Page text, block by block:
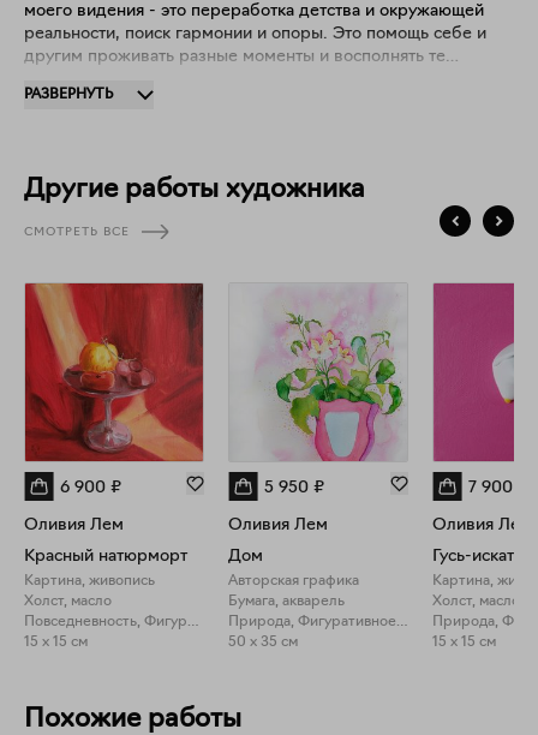
моего видения - это переработка детства и окружающей
реальности, поиск гармонии и опоры. Это помощь себе и
другим проживать разные моменты и восполнять те
уголок, где можно продолжать жить в розовых очках.
РАЗВЕРНУТЬ
Другие работы художника
СМОТРЕТЬ ВСЕ
6 900 ₽
Оливия Лем
Красный натюрморт
Картина, живопись
Холст, масло
Повседневность, Фигуративное искусство
15 x 15 см
5 950 ₽
Оливия Лем
Дом
Авторская графика
Бумага, акварель
Природа, Фигуративное искусство
50 x 35 см
7 900
Оливия Лем
Картина,
Холст, масло
15 x 15 см
Похожие работы